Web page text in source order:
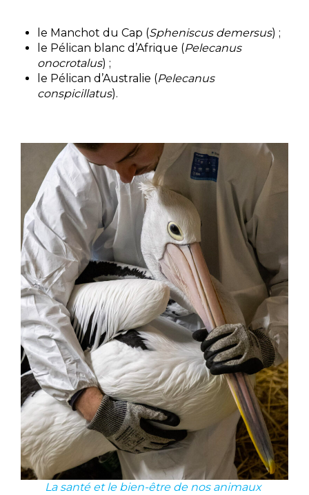
le Manchot du Cap (Spheniscus demersus) ;
le Pélican blanc d’Afrique (Pelecanus
onocrotalus) ;
le Pélican d’Australie (Pelecanus
conspicillatus).
La santé et le bien-être de nos animaux